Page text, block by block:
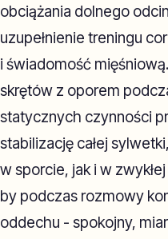
obciążania dolnego
uzupełnienie treningu
i świadomość
skrętów z oporem
statycznych czynności
stabilizację całej
w sporcie, jak i w
by podczas rozmowy
oddechu - spokojny,